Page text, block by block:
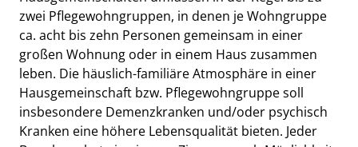
zwei Pflegewohngruppen, in denen je Wohngruppe
ca. acht bis zehn Personen gemeinsam in einer
großen Wohnung oder in einem Haus zusammen
leben. Die häuslich-familiäre Atmosphäre in einer
Hausgemeinschaft bzw. Pflegewohngruppe soll
insbesondere Demenzkranken und/oder psychisch
Kranken eine höhere Lebensqualität bieten. Jeder